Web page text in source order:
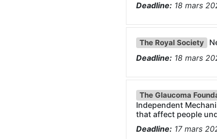
Deadline: 18 mars
The Royal Society
Deadline: 18 mars
The Glaucoma
Independent
that affect people
Deadline: 17 mars